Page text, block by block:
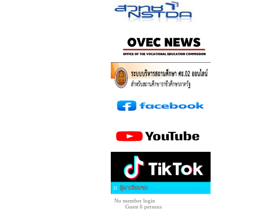
ผู้มาเยี่ยมชม
No member login
Guest 6 persons